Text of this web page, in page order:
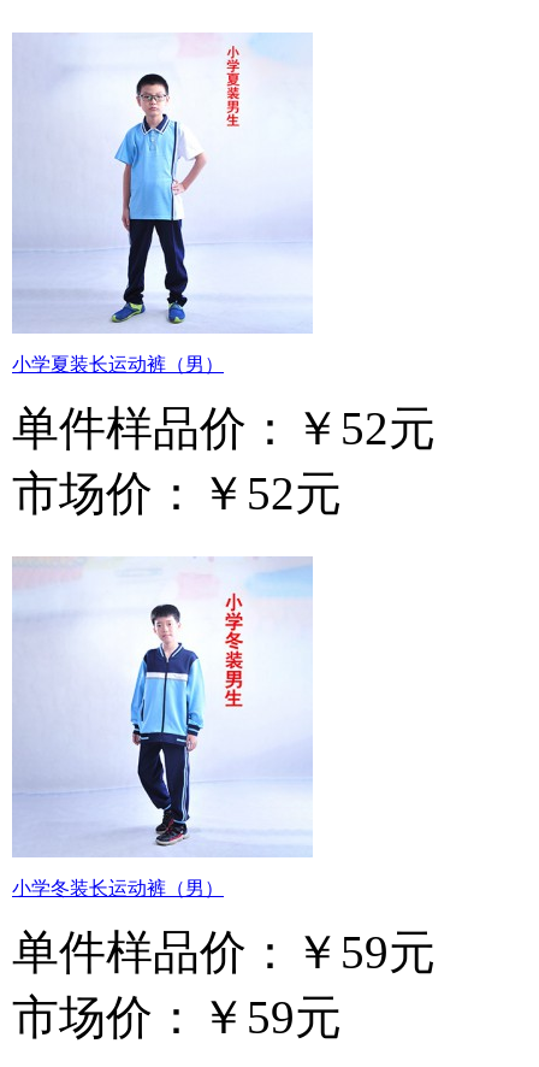
小学夏装长运动裤（男）
单件样品价：
￥52元
市场价：
￥52元
小学冬装长运动裤（男）
单件样品价：
￥59元
市场价：
￥59元